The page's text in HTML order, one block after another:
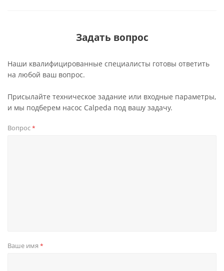
Задать вопрос
Наши квалифицированные специалисты готовы ответить
на любой ваш вопрос.
Присылайте техническое задание или входные параметры,
и мы подберем насос Calpeda под вашу задачу.
Вопрос*
Ваше имя *